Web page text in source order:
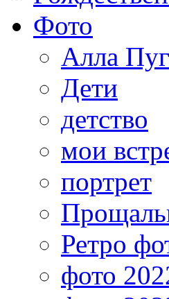
Фото
Алла
Дети
детство
мои
портрет
Ретро
фото